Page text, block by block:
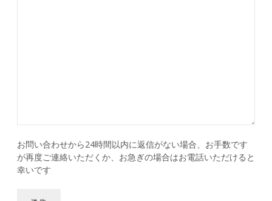
お問い合わせから24時間以内に返信がない場合、お手数です
が再度ご連絡いただくか、お急ぎの場合はお電話いただけると
幸いです